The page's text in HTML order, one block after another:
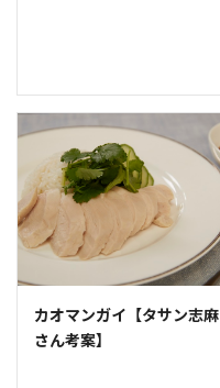
カオマンガイ【タサン志麻
さん考案】